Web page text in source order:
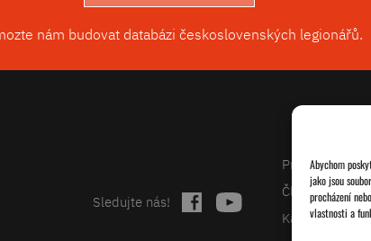
Abychom
jako jsou
procházení
vlastnosti a
nám budovat databázi československých legionářů.
Sledujte nás!
Projekty
Články
Kalendář